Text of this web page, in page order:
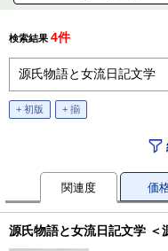
検索結果 4件
+ 初版 + 揃
関連度 価
源氏物語と女流日記文学 ＜